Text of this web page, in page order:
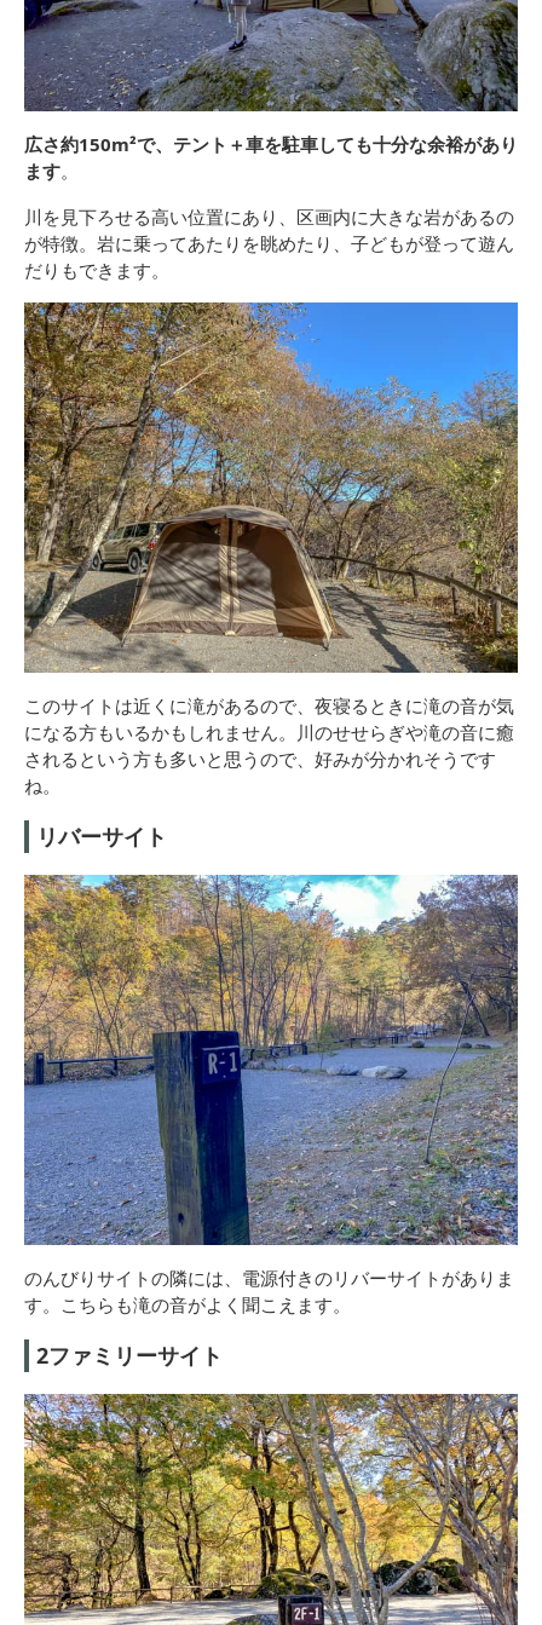
広さ約150m²で、テント＋車を駐車しても十分な余裕があり
ます。
川を見下ろせる高い位置にあり、区画内に大きな岩があるの
が特徴。岩に乗ってあたりを眺めたり、子どもが登って遊ん
だりもできます。
このサイトは近くに滝があるので、夜寝るときに滝の音が気
になる方もいるかもしれません。川のせせらぎや滝の音に癒
されるという方も多いと思うので、好みが分かれそうです
ね。
リバーサイト
のんびりサイトの隣には、電源付きのリバーサイトがありま
す。こちらも滝の音がよく聞こえます。
2ファミリーサイト